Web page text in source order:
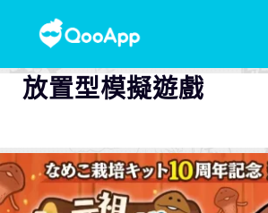
放置型模擬遊戲